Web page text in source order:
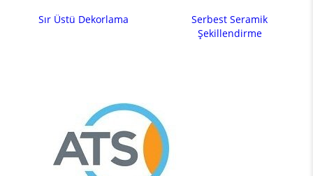
Sır Üstü Dekorlama
Serbest Seramik
Şekillendirme